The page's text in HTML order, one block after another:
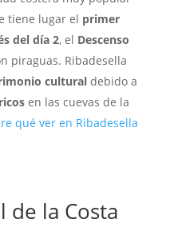
tiene lugar el primer
del día 2, el Descenso
piraguas. Ribadesella
culturaldebido a
en las cuevas de la
qué ver en Ribadesella
de la Costa